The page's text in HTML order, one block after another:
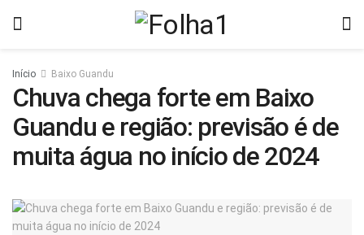
Início Baixo Guandu
Chuva chega forte em Baixo
Guandu e região: previsão é de
muita água no início de 2024